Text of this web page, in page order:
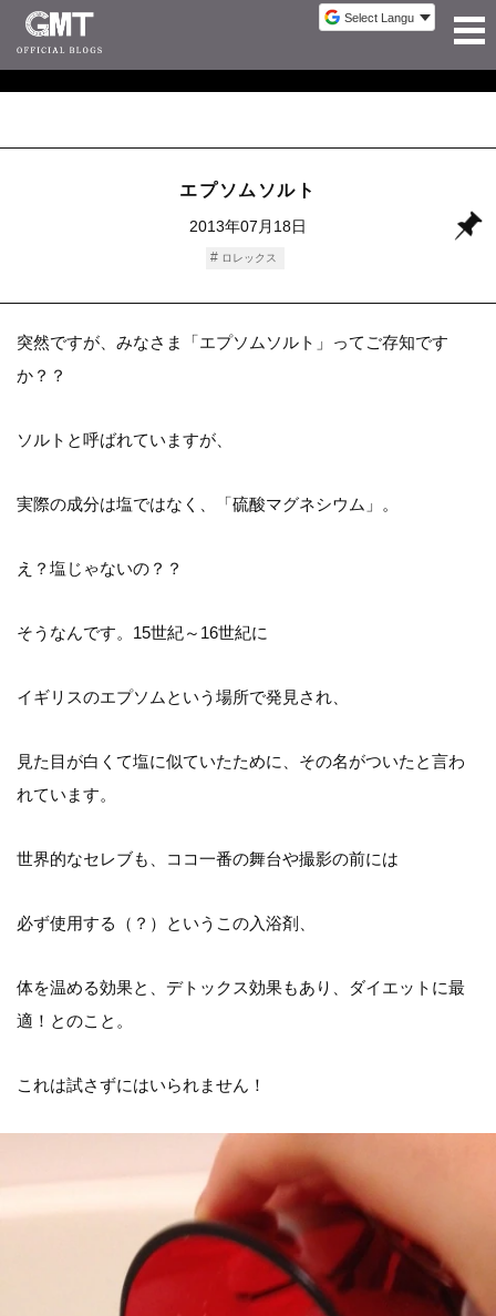
エプソムソルト
2013年07月18日
ロレックス
突然ですが、みなさま「エプソムソルト」ってご存知です
か？？
ソルトと呼ばれていますが、
実際の成分は塩ではなく、「硫酸マグネシウム」。
え？塩じゃないの？？
そうなんです。15世紀～16世紀に
イギリスのエプソムという場所で発見され、
見た目が白くて塩に似ていたために、その名がついたと言わ
れています。
世界的なセレブも、ココ一番の舞台や撮影の前には
必ず使用する（？）というこの入浴剤、
体を温める効果と、デトックス効果もあり、ダイエットに最
適！とのこと。
これは試さずにはいられません！